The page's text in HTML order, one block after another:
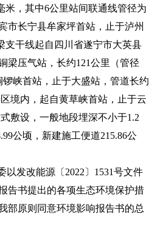
米，其中6公里站间联通线管径为
市长宁县牟家坪首站，止于泸州
支干线起自四川省遂宁市大英县
梁压气站，长约121公里（管径
峡首站，止于大盛站，管道长约
境内，起自黄草峡首站，止于云
敷设，一般地段埋深不小于1.2
公顷，新建施工便道215.86公
发改能源〔2022〕1531号文件
告书提出的各项生态环境保护措
部原则同意环境影响报告书的总